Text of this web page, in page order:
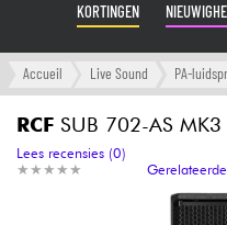
KORTINGEN
Langue
Gitaar & Bas
Versterker & Effecten
Accueil Live Sound PA-
RCF SUB 702-AS MK3
★ ★ ★ ★ ★
★ ★ ★ ★ ★
Lees recensies (0)